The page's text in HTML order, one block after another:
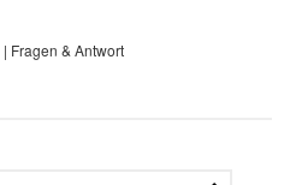
| Fragen & Antwort